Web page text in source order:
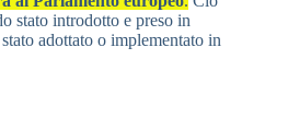
stato introdotto e preso in
adottato o implementato in